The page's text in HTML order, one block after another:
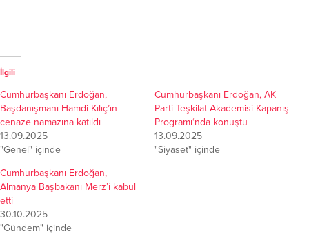
İlgili
Cumhurbaşkanı Erdoğan,
Başdanışmanı Hamdi Kılıç’ın
cenaze namazına katıldı
13.09.2025
"Genel" içinde
Cumhurbaşkanı Erdoğan, AK
Parti Teşkilat Akademisi Kapanış
Programı‘nda konuştu
13.09.2025
"Siyaset" içinde
Cumhurbaşkanı Erdoğan,
Almanya Başbakanı Merz’i kabul
etti
30.10.2025
"Gündem" içinde